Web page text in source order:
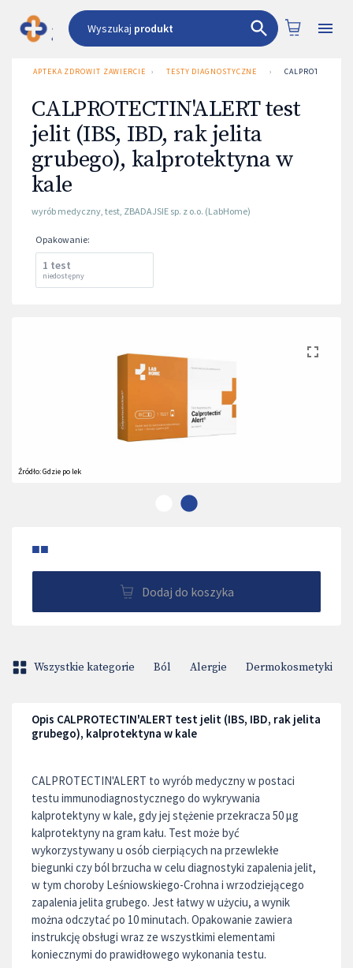
Wyszukaj produkt
APTEKA ZDROWIT ZAWIERCIE UL. 3 MAJA 1
› TESTY DIAGNOSTYCZNE ›
CALPROTECTIN'ALERT test
jelit (IBS, IBD, rak jelita
grubego), kalprotektyna w
kale
wyrób medyczny, test, ZBADAJSIE sp. z o.o. (LabHome)
Opakowanie:
1 test
niedostępny
Źródło:Gdzie po lek
■■
Dodaj do koszyka
Wszystkie kategorie Ból Alergie Dermokosmetyki
Opis CALPROTECTIN'ALERT test jelit (IBS, IBD, rak jelita
grubego), kalprotektyna w kale
CALPROTECTIN'ALERT to wyrób medyczny w postaci
testu immunodiagnostycznego do wykrywania
kalprotektyny w kale, gdy jej stężenie przekracza 50 μg
kalprotektyny na gram kału. Test może być
wykorzystywany u osób cierpiących na przewlekłe
biegunki czy ból brzucha w celu diagnostyki zapalenia jelit,
w tym choroby Leśniowskiego-Crohna i wrzodziejącego
zapalenia jelita grubego. Jest łatwy w użyciu, a wynik
można odczytać po 10 minutach. Opakowanie zawiera
instrukcję obsługi wraz ze wszystkimi elementami
koniecznymi do prawidłowego wykonania testu.